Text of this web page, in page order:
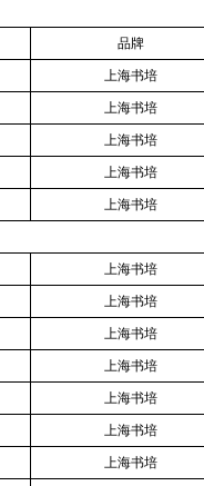
品牌
上海书培
上海书培
上海书培
上海书培
上海书培
上海书培
上海书培
上海书培
上海书培
上海书培
上海书培
上海书培